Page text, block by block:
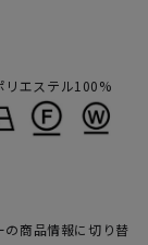
リエステル100%
の商品情報に切り替